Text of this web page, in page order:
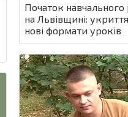
Початок навчального
на Львівщині:
нові формати уроків